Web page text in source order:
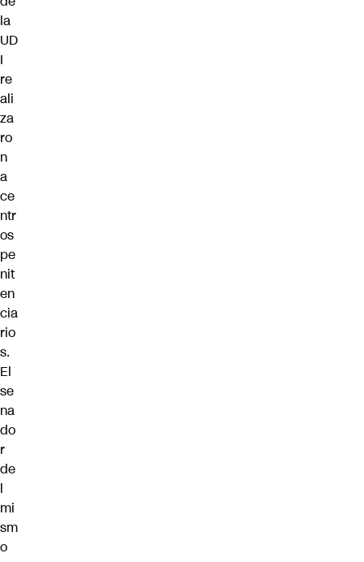
la
UD
I
re
ali
za
ro
n
a
ce
ntr
os
pe
nit
en
cia
rio
s.
El
se
na
do
r
de
l
mi
sm
o